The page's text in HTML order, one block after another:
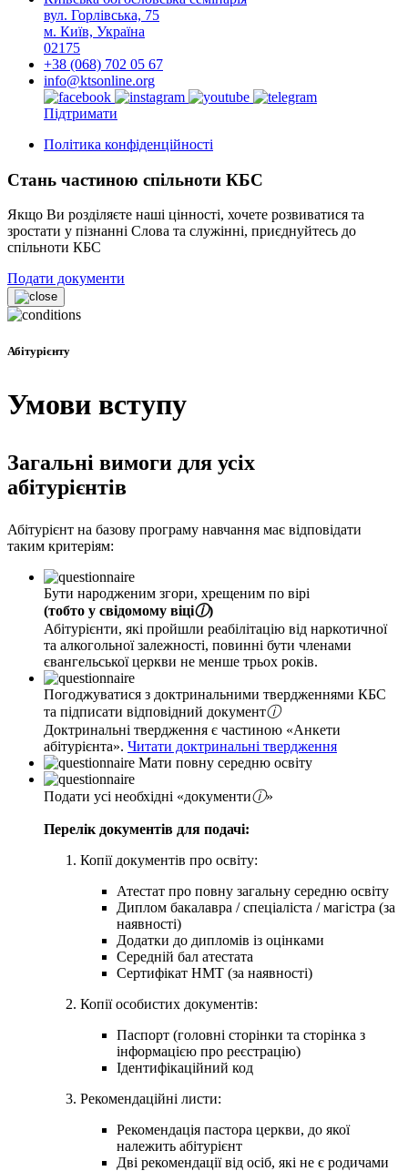
вул. Горлівська, 75
м. Київ, Україна
02175
+38 (068) 702 05 67
info@ktsonline.org
Підтримати
Політика конфіденційності
Стань частиною спільноти КБС
Якщо Ви розділяєте наші цінності, хочете розвиватися та
зростати у пізнанні Слова та служінні, приєднуйтесь до
спільноти КБС
Подати документи
Абітурієнту
Умови вступу
Загальні вимоги для усіх
абітурієнтів
Абітурієнт на базову програму навчання має відповідати
таким критеріям:
Бути народженим згори, хрещеним по вірі
(тобто у свідомому віціⓘ)
Абітурієнти, які пройшли реабілітацію від наркотичної
та алкогольної залежності, повинні бути членами
євангельської церкви не менше трьох років.
Погоджуватися з доктринальними твердженнями КБС
та підписати відповідний документⓘ
Доктринальні твердження є частиною «Анкети
абітурієнта». Читати доктринальні твердження
Мати повну середню освіту
Подати усі необхідні документиⓘ
Перелік документів для подачі:
Копії документів про освіту:
Атестат про повну загальну середню освіту
Диплом бакалавра / спеціаліста / магістра (за
наявності)
Додатки до дипломів із оцінками
Середній бал атестата
Сертифікат НМТ (за наявності)
Копії особистих документів:
Паспорт (головні сторінки та сторінка з
інформацією про реєстрацію)
Ідентифікаційний код
Рекомендаційні листи:
Рекомендація пастора церкви, до якої
належить абітурієнт
Дві рекомендації від осіб, які не є родичами